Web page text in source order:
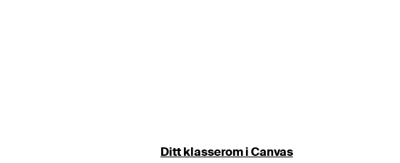
Ditt klasserom i Canvas